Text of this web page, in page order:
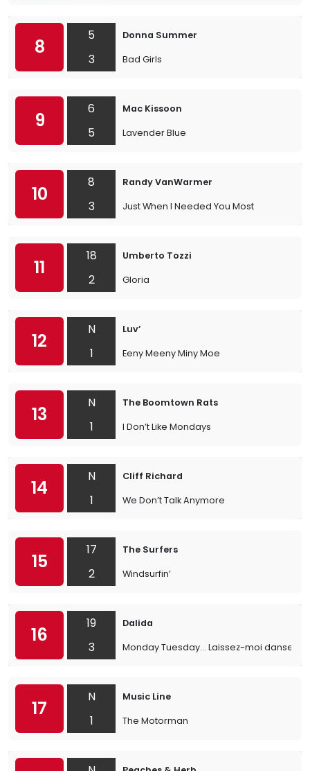
8
5
3
Donna Summer
Bad Girls
9
6
5
Mac Kissoon
Lavender Blue
10
8
3
Randy VanWarmer
Just When I Needed You Most
11
18
2
Umberto Tozzi
Gloria
12
N
1
Luv’
Eeny Meeny Miny Moe
13
N
1
The Boomtown Rats
I Don’t Like Mondays
14
N
1
Cliff Richard
We Don’t Talk Anymore
15
17
2
The Surfers
Windsurfin’
16
19
3
Dalida
Monday Tuesday... Laissez-moi danser
17
N
1
Music Line
The Motorman